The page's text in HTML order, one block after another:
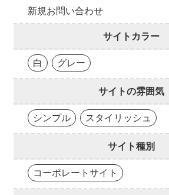
新規お問い合わせ
サイトカラー
白 グレー
サイトの雰囲気
シンプル スタイリッシュ
サイト種別
コーポレートサイト